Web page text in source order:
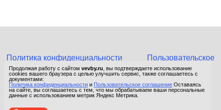
Политика конфиденциальности
Пользовательское
соглашение
© 2015-2026 Сетевое издание «Фактом». Зарегистрировано в
Федеральной службе по надзору в сфере связи, информационных
технологий и массовых коммуникаций (Роскомнадзор).
Продолжая работу с сайтом vevby.ru , вы подтверждаете использование
cookies вашего браузера с целью улучшить сервис, также соглашаетесь с
документами:
Политика конфиденциальности и Пользовательское соглашение Оставаясь
на сайте, вы соглашаетесь с тем, что мы обрабатываем ваши персональные
данные с использованием метрик Яндекс Метрика.